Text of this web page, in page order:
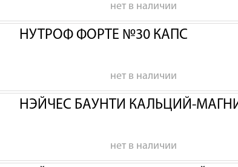
нет в наличии
НУТРОФ ФОРТЕ №30 КАПС
нет в наличии
НЭЙЧЕС БАУНТИ КАЛЬЦИЙ-
нет в наличии